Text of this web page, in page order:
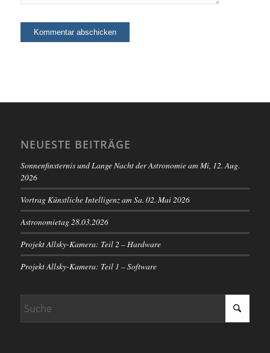
NEUESTE BEITRÄGE
Sonnenfinsternis und Lange Nacht der Astronomie am Mi, 12. Aug.
2026
Vortrag Künstliche Intelligenz am Sa. 02. Mai 2026
Astronomietag 28.03.2026
Projekt Allsky-Kamera: Teil 2 – Hardware
Projekt Allsky-Kamera: Teil 1 – Software